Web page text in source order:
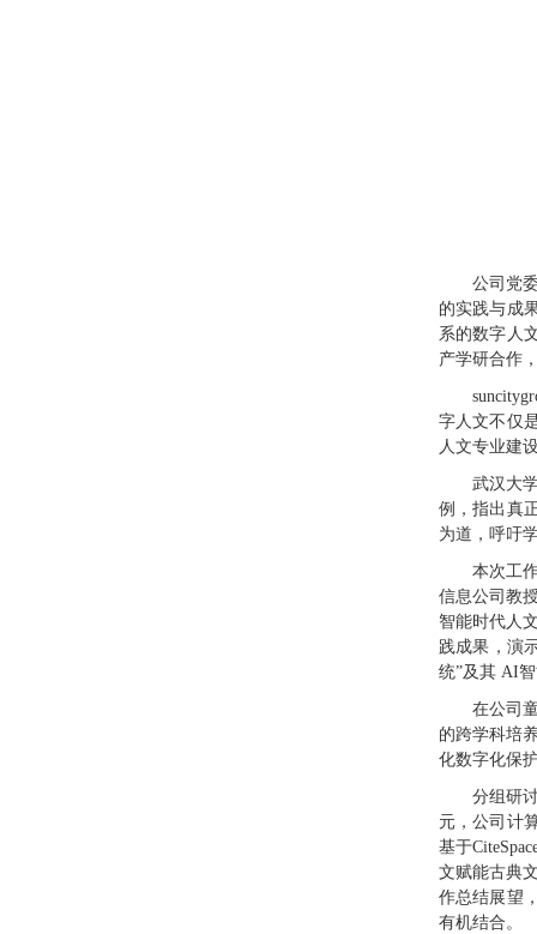
公司党
的实践与成
系的数字人
产学研合作
字人文不仅
人文专业建
武汉大
例，指出真
为道，呼吁
本次工
信息公司教
智能时代人
践成果，演
统”及其 AI
在公司
的跨学科培
化数字化保
分组研
元，公司计
基于
文赋能古典
作总结展望
有机结合。